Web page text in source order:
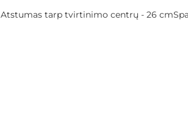
Atstumas tarp tvirtinimo centrų - 26